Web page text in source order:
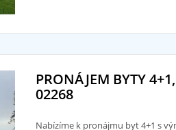
PRONÁJEM BYTY
02268
Nabízíme k pronájmu byt 4+1 s